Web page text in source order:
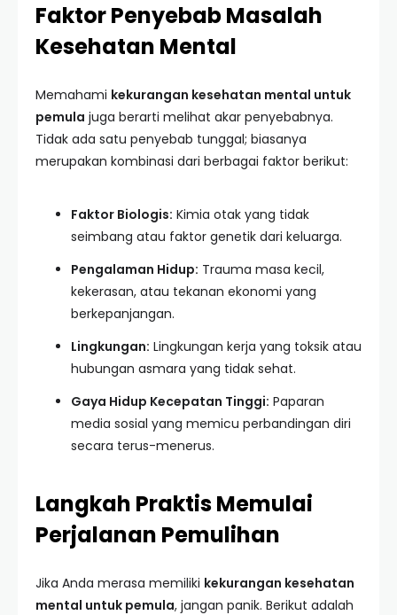
Faktor Penyebab Masalah
Kesehatan Mental
Memahami kekurangan kesehatan mental untuk
pemula juga berarti melihat akar penyebabnya.
Tidak ada satu penyebab tunggal; biasanya
merupakan kombinasi dari berbagai faktor berikut:
Faktor Biologis: Kimia otak yang tidak
seimbang atau faktor genetik dari keluarga.
Pengalaman Hidup: Trauma masa kecil,
kekerasan, atau tekanan ekonomi yang
berkepanjangan.
Lingkungan: Lingkungan kerja yang toksik atau
hubungan asmara yang tidak sehat.
Gaya Hidup Kecepatan Tinggi: Paparan
media sosial yang memicu perbandingan diri
secara terus-menerus.
Langkah Praktis Memulai
Perjalanan Pemulihan
Jika Anda merasa memiliki kekurangan kesehatan
mental untuk pemula, jangan panik. Berikut adalah